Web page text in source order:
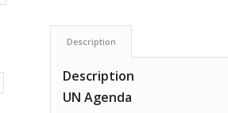
Description
Description
UN Agenda